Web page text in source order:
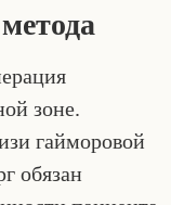
зоне.
гайморовой
обязан